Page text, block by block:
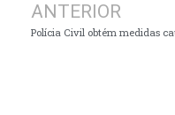
ANTERIOR